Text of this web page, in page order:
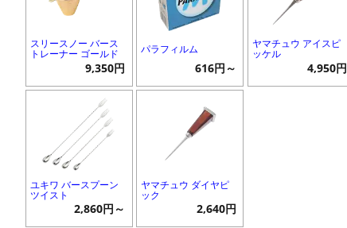
スリースノー バース
トレーナー ゴールド
9,350円
パラフィルム
616円～
ヤマチュウ アイスピ
ッケル
4,950円
ユキワ バースプーン
ツイスト
2,860円～
ヤマチュウ ダイヤピ
ック
2,640円